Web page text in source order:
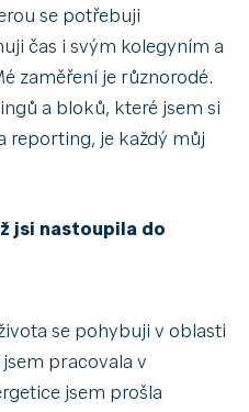
se potřebuji
čas i svým kolegyním a
zaměření je různorodé.
a bloků, které jsem si
reporting, je každý můj
jsi nastoupila do
se pohybuji v oblasti
pracovala v
jsem prošla